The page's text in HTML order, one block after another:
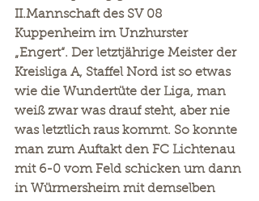
II.Mannschaft des SV 08
Kuppenheim im Unzhurster
„Engert“. Der letztjährige Meister der
Kreisliga A, Staffel Nord ist so etwas
wie die Wundertüte der Liga, man
weiß zwar was drauf steht, aber nie
was letztlich raus kommt. So konnte
man zum Auftakt den FC Lichtenau
mit 6-0 vom Feld schicken um dann
in Würmersheim mit demselben